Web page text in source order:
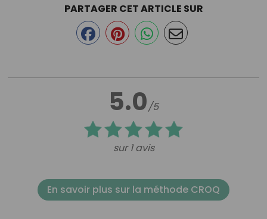
5.0/5
sur 1 avis
PARTAGER CET ARTICLE SUR
En savoir plus sur la méthode CROQ